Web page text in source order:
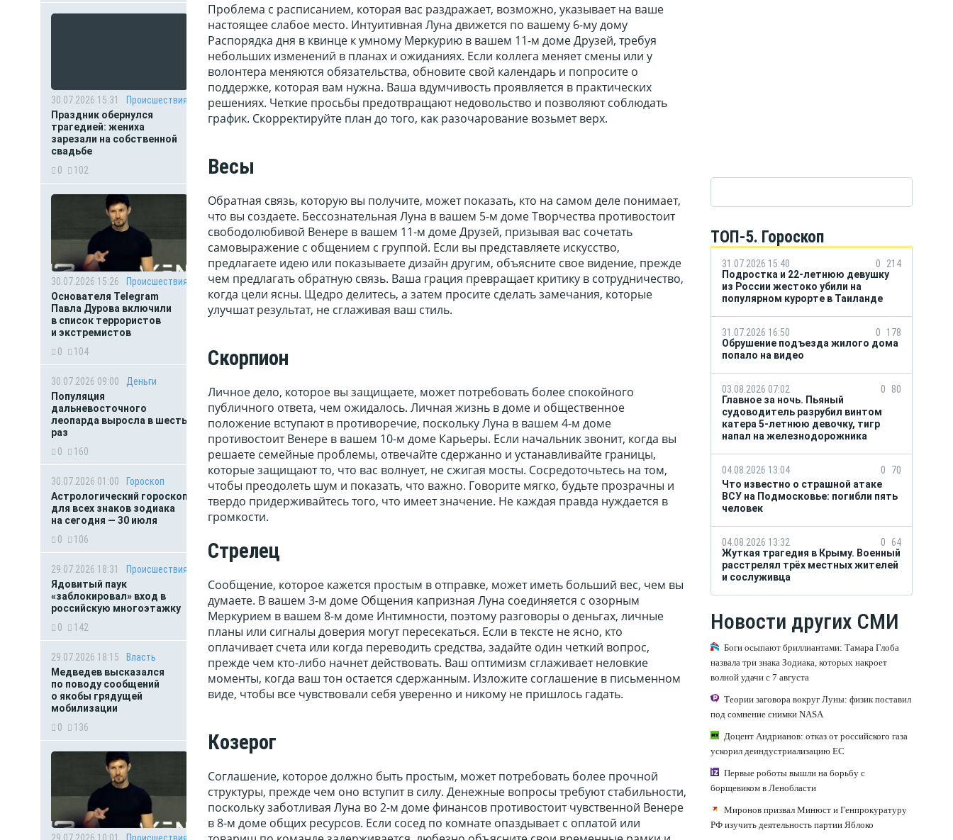
30.07.2026 15:31
Происшествия
Праздник обернулся
трагедией: жениха
зарезали на собственной
свадьбе
0
102
30.07.2026 15:26
Происшествия
Основателя Telegram
Павла Дурова включили
в список террористов
и экстремистов
0
104
30.07.2026 09:00
Деньги
Популяция
дальневосточного
леопарда выросла в шесть
раз
0
160
30.07.2026 01:00
Гороскоп
Астрологический гороскоп
для всех знаков зодиака
на сегодня — 30 июля
0
106
29.07.2026 18:31
Происшествия
Ядовитый паук
«заблокировал» вход в
российскую многоэтажку
0
142
29.07.2026 18:15
Власть
Медведев высказался
по поводу сообщений
о якобы грядущей
мобилизации
0
136
Проблема с расписанием, которая вас раздражает, возможно, указывает на ваше
настоящее слабое место. Интуитивная Луна движется по вашему 6-му дому
Распорядка дня в квинце к умному Меркурию в вашем 11-м доме Друзей, требуя
небольших изменений в планах и ожиданиях. Если коллега меняет смены или у
волонтера меняются обязательства, обновите свой календарь и попросите о
поддержке, которая вам нужна. Ваша вдумчивость проявляется в практических
решениях. Четкие просьбы предотвращают недовольство и позволяют соблюдать
график. Скорректируйте план до того, как разочарование возьмет верх.
Весы
Обратная связь, которую вы получите, может показать, кто на самом деле понимает,
что вы создаете. Бессознательная Луна в вашем 5-м доме Творчества противостоит
свободолюбивой Венере в вашем 11-м доме Друзей, призывая вас сочетать
самовыражение с общением с группой. Если вы представляете искусство,
предлагаете идею или показываете дизайн другим, объясните свое видение, прежде
чем предлагать обратную связь. Ваша грация превращает критику в сотрудничество,
когда цели ясны. Щедро делитесь, а затем просите сделать замечания, которые
улучшат результат, не сглаживая ваш стиль.
Скорпион
Личное дело, которое вы защищаете, может потребовать более спокойного
публичного ответа, чем ожидалось. Личная жизнь в доме и общественное
положение вступают в противоречие, поскольку Луна в вашем 4-м доме
противостоит Венере в вашем 10-м доме Карьеры. Если начальник звонит, когда вы
решаете семейные проблемы, отвечайте сдержанно и устанавливайте границы,
которые защищают то, что вас волнует, не сжигая мосты. Сосредоточьтесь на том,
чтобы преодолеть шум и показать, что важно. Говорите мягко, будьте прозрачны и
твердо придерживайтесь того, что имеет значение. Не каждая правда нуждается в
громкости.
Стрелец
Сообщение, которое кажется простым в отправке, может иметь больший вес, чем вы
думаете. В вашем 3-м доме Общения капризная Луна соединяется с озорным
Меркурием в вашем 8-м доме Интимности, поэтому разговоры о деньгах, личные
планы или сигналы доверия могут пересекаться. Если в тексте не ясно, кто
оплачивает счета или когда переводить средства, задайте один четкий вопрос,
прежде чем кто-либо начнет действовать. Ваш оптимизм сглаживает неловкие
моменты, когда ваш тон остается сдержанным. Изложите соглашение в письменном
виде, чтобы все чувствовали себя уверенно и никому не пришлось гадать.
Козерог
Соглашение, которое должно быть простым, может потребовать более прочной
структуры, прежде чем оно вступит в силу. Денежные вопросы требуют стабильности,
поскольку заботливая Луна во 2-м доме финансов противостоит чувственной Венере
в 8-м доме общих ресурсов. Если сосед по комнате опаздывает с оплатой или
ТОП-5. Гороскоп
31.07.2026 15:40 0
214
Подростка и 22-летнюю девушку
из России жестоко убили на
популярном курорте в Таиланде
31.07.2026 16:50 0
178
Обрушение подъезда жилого дома
попало на видео
03.08.2026 07:02 0
80
Главное за ночь. Пьяный
судоводитель разрубил винтом
катера 5-летнюю девочку, тигр
напал на железнодорожника
04.08.2026 13:04 0
70
Что известно о страшной атаке
ВСУ на Подмосковье: погибли пять
человек
04.08.2026 13:32 0
64
Жуткая трагедия в Крыму. Военный
расстрелял трёх местных жителей
и сослуживца
Новости других СМИ
Боги осыпают бриллиантами: Тамара Глоба
назвала три знака Зодиака, которых накроет
волной удачи с 7 августа
Теории заговора вокруг Луны: физик поставил
под сомнение снимки NASA
Доцент Андрианов: отказ от российского газа
ускорил деиндустриализацию ЕС
Первые роботы вышли на борьбу с
борщевиком в Ленобласти
Миронов призвал Минюст и Генпрокуратуру
РФ изучить деятельность партии Яблоко